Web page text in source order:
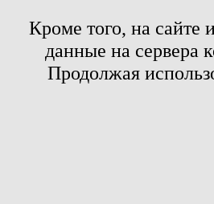
Кроме того, на сайте
данные на сервера
Продолжая